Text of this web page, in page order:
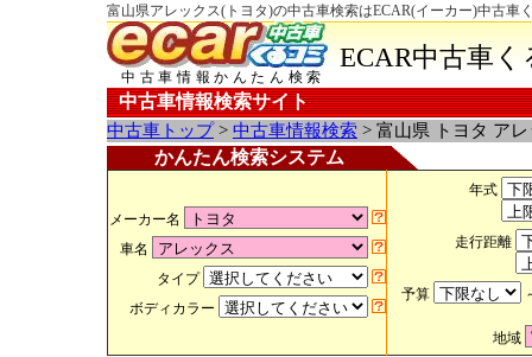
富山県アレックス(トヨタ)の中古車検索はECAR(イーカー)中古車
中古車情報かんたん検索
ECAR中古車
中古車情報検索サイト
中古車トップ> 中古車情報検索 > 富山県 トヨタ ア
かんたん検索システム
メーカー名
車名
タイプ
ボディカラー
年式
走行距離
予算
地域